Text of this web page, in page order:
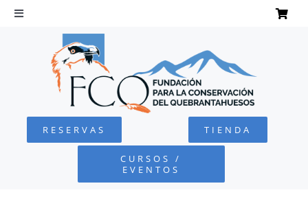
Saltar
Toggle
Navigation
QUEBRANTAHUESOS
FUNDACIÓN
RESERVAS TIENDA
CURSOS /
EVENTOS